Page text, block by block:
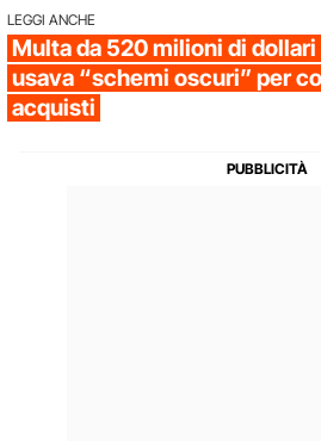
LEGGI ANCHE
Multa da 520 milioni di
usava “schemi oscuri” per
acquisti